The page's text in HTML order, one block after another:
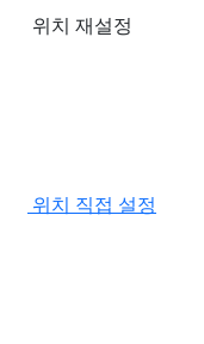
위치 재설정
위치 직접 설정